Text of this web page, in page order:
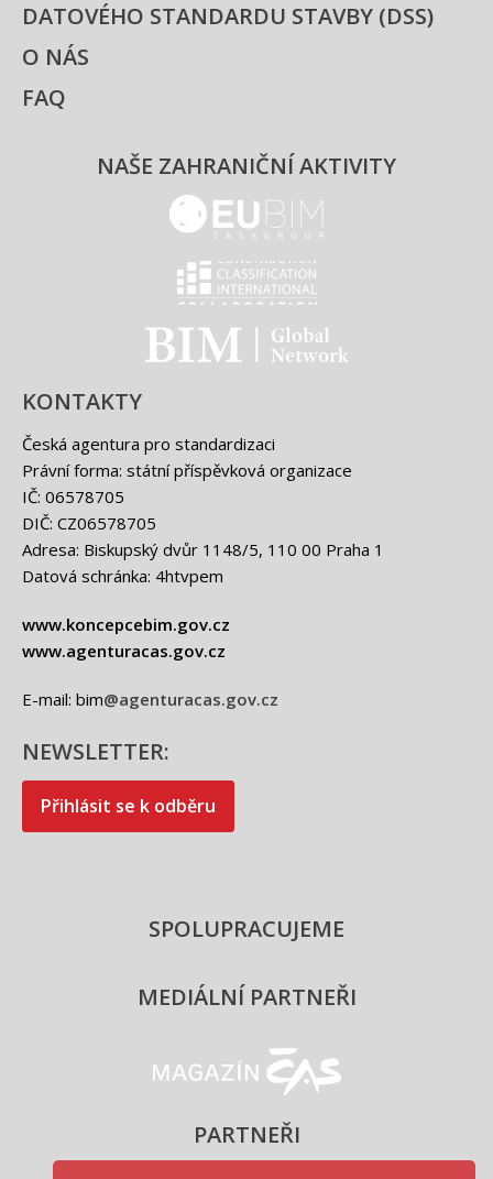
KONTAKTY
Česká agentura pro standardizaci
Právní forma: státní příspěvková organizace
IČ: 06578705
DIČ: CZ06578705
Adresa: Biskupský dvůr 1148/5, 110 00 Praha 1
Datová schránka: 4htvpem
www.koncepcebim.gov.cz
www.agenturacas.gov.cz
E-mail: bim@agenturacas.gov.cz
NEWSLETTER:
Přihlásit se k odběru
DATOVÉHO STANDARDU STAVBY (DSS)
O NÁS
FAQ
NAŠE ZAHRANIČNÍ AKTIVITY
EUBIM - logo
Classification international -
BIM - logo
SPOLUPRACUJEME
MEDIÁLNÍ PARTNEŘI
Magazín ČAS - logo
PARTNEŘI